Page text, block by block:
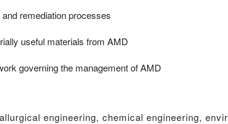
remediation processes
useful materials from AMD
governing the management of AMD
engineering, chemical engineering,